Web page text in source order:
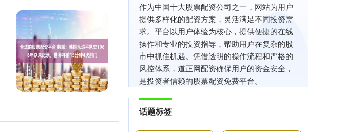
作为中国十大股票配资公司之一，网站为用户
提供多样化的配资方案，灵活满足不同投资需
求。平台以用户体验为核心，提供便捷的在线
操作和专业的投资指导，帮助用户在复杂的股
市中抓住机遇。凭借透明的操作流程和严格的
风控体系，道正网配资确保用户的资金安全，
是投资者信赖的股票配资免费平台。
话题标签